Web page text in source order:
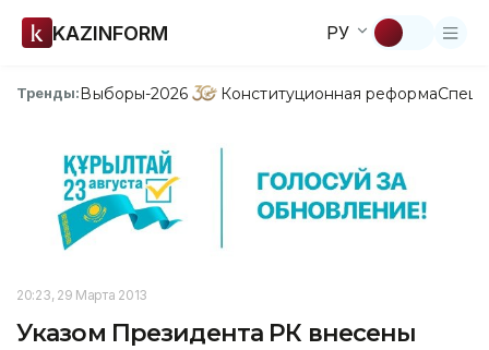
KAZINFORM РУ
Тренды:Выборы-2026 Конституционная реформа
20:23, 29 Марта 2013
Указом Президента РК внесены